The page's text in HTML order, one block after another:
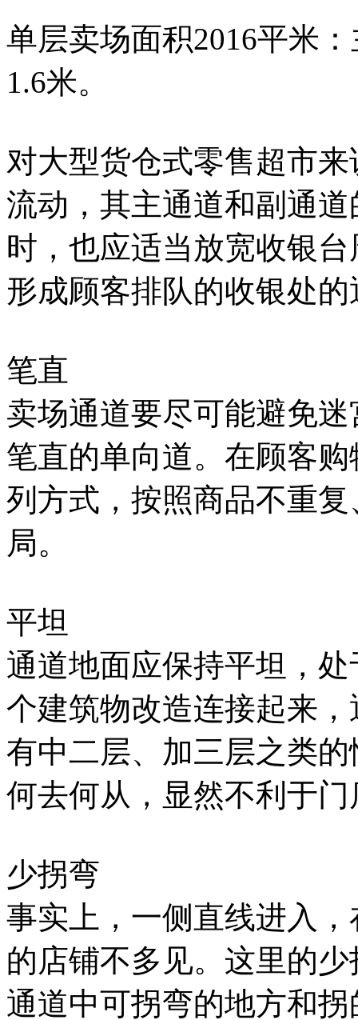
单层卖场面积2016平米
1.6米。
对大型货仓式零售超市
流动，其主通道和副通
时，也应适当放宽收银
形成顾客排队的收银处
笔直
卖场通道要尽可能避免
笔直的单向道。在顾客
列方式，按照商品不重
局。
平坦
通道地面应保持平坦，
个建筑物改造连接起来
有中二层、加三层之类
何去何从，显然不利于
少拐弯
事实上，一侧直线进入
的店铺不多见。这里的
通道中可拐弯的地方和